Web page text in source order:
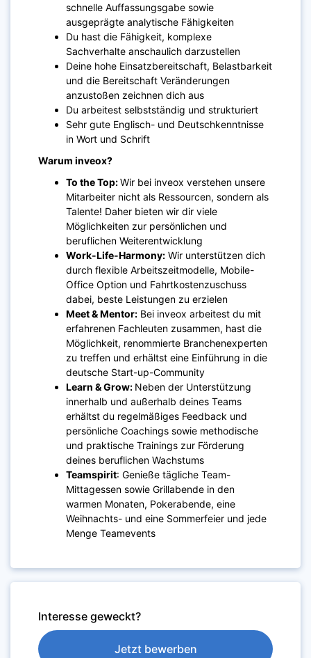
schnelle Auffassungsgabe sowie
ausgeprägte analytische Fähigkeiten
Du hast die Fähigkeit, komplexe
Sachverhalte anschaulich darzustellen
Deine hohe Einsatzbereitschaft, Belastbarkeit
und die Bereitschaft Veränderungen
anzustoßen zeichnen dich aus
Du arbeitest selbstständig und strukturiert
Sehr gute Englisch- und Deutschkenntnisse
in Wort und Schrift
Warum inveox?
To the Top:Wir bei inveox verstehen unsere
Mitarbeiter nicht als Ressourcen, sondern als
Talente! Daher bieten wir dir viele
Möglichkeiten zur persönlichen und
beruflichen Weiterentwicklung
Work-Life-Harmony: Wir unterstützen dich
durch flexible Arbeitszeitmodelle, Mobile-
Office Option und Fahrtkostenzuschuss
dabei, beste Leistungen zu erzielen
Meet & Mentor: Bei inveox arbeitest du mit
erfahrenen Fachleuten zusammen, hast die
Möglichkeit, renommierte Branchenexperten
zu treffen und erhältst eine Einführung in die
deutsche Start-up-Community
Learn & Grow: Neben der Unterstützung
innerhalb und außerhalb deines Teams
erhältst du regelmäßiges Feedback und
persönliche Coachings sowie methodische
und praktische Trainings zur Förderung
deines beruflichen Wachstums
Teamspirit: Genieße tägliche Team-
Mittagessen sowie Grillabende in den
warmen Monaten, Pokerabende, eine
Weihnachts- und eine Sommerfeier und jede
Menge Teamevents
Interesse geweckt?
Jetzt bewerben